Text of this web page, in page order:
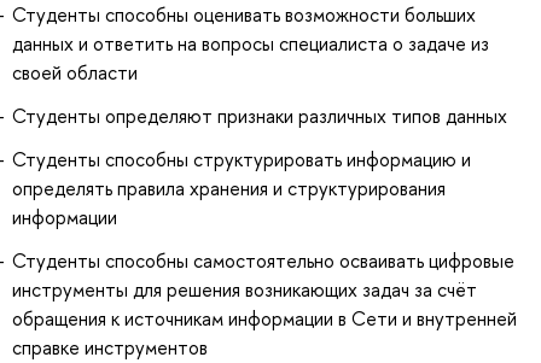
Студенты способны оценивать возможности больших
данных и ответить на вопросы специалиста о задаче из
своей области
Студенты определяют признаки различных типов данных
Студенты способны структурировать информацию и
определять правила хранения и структурирования
информации
Студенты способны самостоятельно осваивать цифровые
инструменты для решения возникающих задач за счёт
обращения к источникам информации в Сети и внутренней
справке инструментов